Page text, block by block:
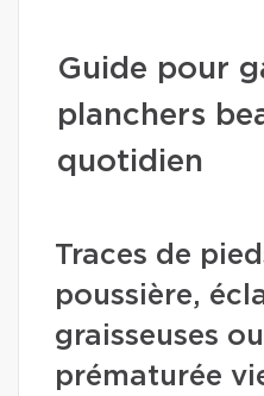
Guide pour
planchers
quotidien
Traces de
poussière,
graisseuses
prématurée